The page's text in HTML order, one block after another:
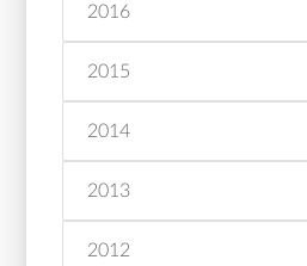
2016
2015
2014
2013
2012